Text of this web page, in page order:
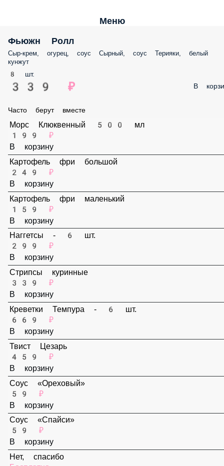
Меню
Фьюжн Ролл
Сыр-крем, огурец, соус Сырный, соус Терияки, белый кунжут
8 шт.
339 ₽
Морс Клюквенный 500 мл
199 ₽
В корзину
Картофель фри большой
249 ₽
В корзину
Картофель фри маленький
159 ₽
В корзину
Наггетсы - 6 шт.
299 ₽
В корзину
Стрипсы куринные
339 ₽
В корзину
Креветки Темпура - 6 шт.
669 ₽
В корзину
Твист Цезарь
459 ₽
В корзину
Соус «Ореховый»
59 ₽
В корзину